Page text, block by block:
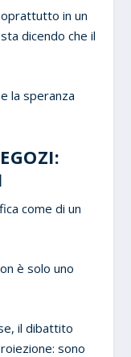
in un
dicendo che il
la speranza
come di un
è solo uno
il dibattito
sono